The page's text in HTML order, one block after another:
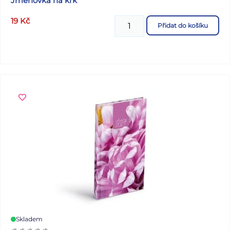
19 Kč Přidat do košíku
Skladem